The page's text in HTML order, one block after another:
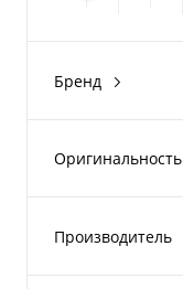
Бренд
Оригинальность
Производитель